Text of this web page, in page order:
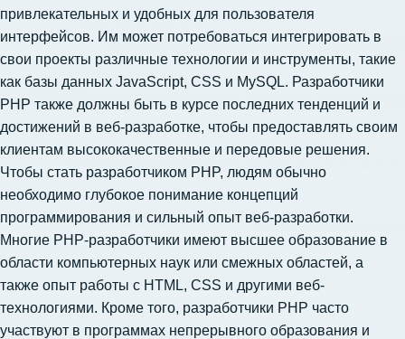
привлекательных и удобных для пользователя
интерфейсов. Им может потребоваться интегрировать в
свои проекты различные технологии и инструменты, такие
как базы данных JavaScript, CSS и MySQL. Разработчики
PHP также должны быть в курсе последних тенденций и
достижений в веб-разработке, чтобы предоставлять своим
клиентам высококачественные и передовые решения.
Чтобы стать разработчиком PHP, людям обычно
необходимо глубокое понимание концепций
программирования и сильный опыт веб-разработки.
Многие PHP-разработчики имеют высшее образование в
области компьютерных наук или смежных областей, а
также опыт работы с HTML, CSS и другими веб-
технологиями. Кроме того, разработчики PHP часто
участвуют в программах непрерывного образования и